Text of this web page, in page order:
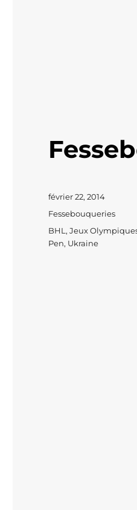
Publié
février 22, 2014
Catégories
Fessebouqueries
Étiquettes
BHL ,Jeux
Pen, Ukraine